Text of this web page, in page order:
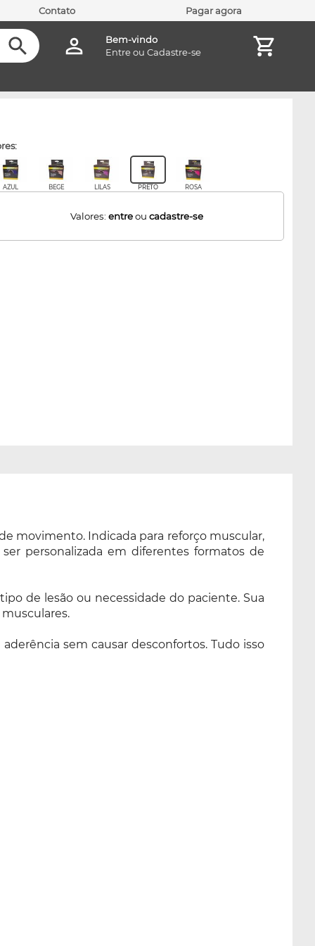
Contato Pagar agora
Bem-vindo
Entreou Cadastre-se
AZUL BEGE LILAS PRETO ROSA
Valores:entreoucadastre-se
movimento. Indicada para reforço muscular,
personalizada em diferentes formatos de
de lesão ou necessidade do paciente. Sua
sem causar desconfortos. Tudo isso